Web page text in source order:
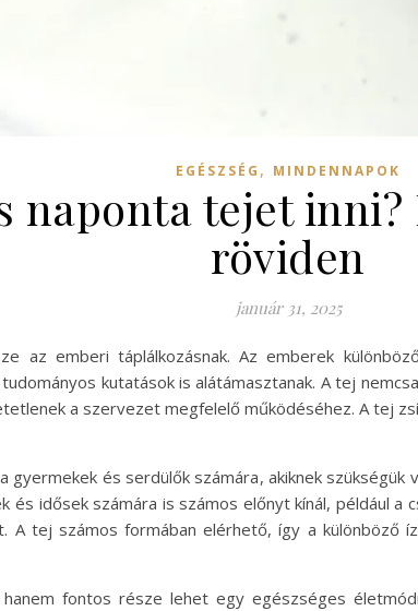
EGÉSZSÉG , MINDENNAPOK
naponta tejet inni?
röviden
január 31, 2025
az emberi táplálkozásnak. Az emberek
kutatások is alátámasztanak. A tej
a szervezet megfelelő működéséhez. A tej
és serdülők számára, akiknek
és idősek számára is számos előnyt kínál, például
A tej számos formában elérhető, így a különböző
fontos része lehet egy egészséges